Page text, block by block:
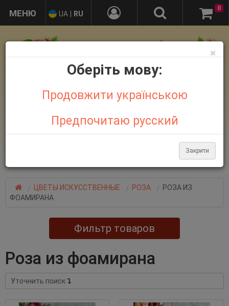
+38 095 032 21 44
UA RU
0
ЦВЕТЫ ИСКУССТВЕННЫЕ РОЗА
РОЗА ИЗ
ФОАМИРАНА
Фильтр товаров
×
Оберіть мову:
Продовжити українською
Предпочитаю русский
Закрити
роза из фоамирана
Уточнить поиск